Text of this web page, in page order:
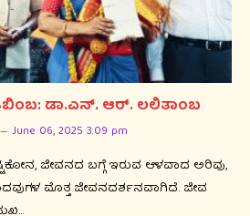
ಡಾ.ಎನ್. ಆರ್. ಲಲಿತಾಂಬ
June 06, 2025 3:09 pm
ಜೀವನದ ಬಗ್ಗೆ ಇರುವ ಆಳವಾದ ಅರಿವು,
ಮೊತ್ತ ಜೀವನದರ್ಶನವಾಗಿದೆ. ಜೀವ